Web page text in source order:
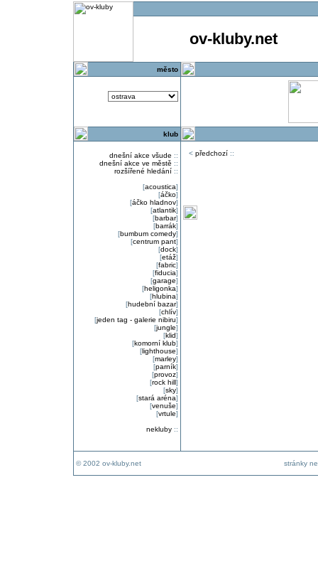
ov-kluby.net
město
klub
dnešní akce všude ::
dnešní akce ve městě ::
rozšířené hledání::
[acoustica]
[áčko]
[áčko hladnov]
[atlantik]
[barbar]
[barrák]
[bumbum comedy]
[centrum pant]
[dock]
[etáž]
[fabric]
[fiducia]
[garage]
[heligonka]
[hlubina]
[hudební bazar]
[chlív]
[jeden tag - galerie nibiru]
[jungle]
[klid]
[komorní klub]
[lighthouse]
[marley]
[parník]
[provoz]
[rock hill]
[sky]
[stará aréna]
[venuše]
[vrtule]
nekluby::
< předchozí::
© 2002 ov-kluby.net stránky